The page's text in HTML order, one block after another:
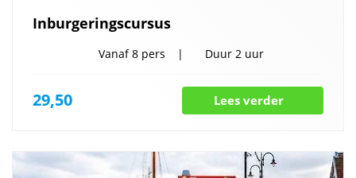
Inburgeringscursus
Vanaf8 pers Duur 2 uur
29,50 Lees verder